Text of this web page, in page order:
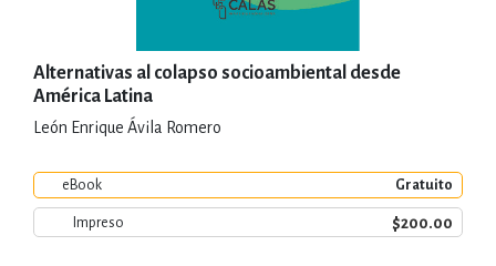
Alternativas al colapso socioambiental desde
América Latina
León Enrique Ávila Romero
eBook Gratuito
Impreso $200.00